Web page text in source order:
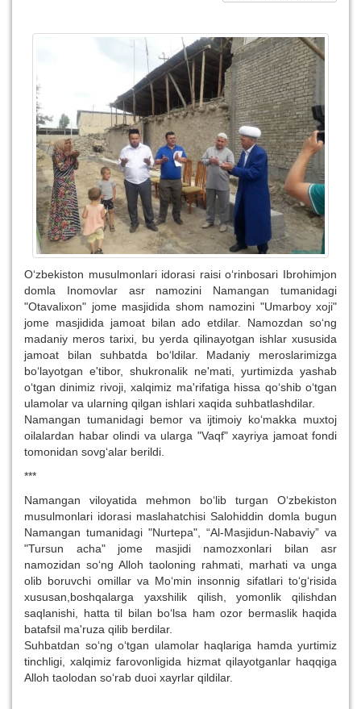
O‘zbekiston musulmonlari idorasi raisi o‘rinbosari Ibrohimjon
domla Inomovlar asr namozini Namangan tumanidagi
"Otavalixon" jome masjidida shom namozini "Umarboy xoji"
jome masjidida jamoat bilan ado etdilar. Namozdan so‘ng
madaniy meros tarixi, bu yerda qilinayotgan ishlar xususida
jamoat bilan suhbatda bo‘ldilar. Madaniy meroslarimizga
bo‘layotgan e'tibor, shukronalik ne'mati, yurtimizda yashab
o‘tgan dinimiz rivoji, xalqimiz ma'rifatiga hissa qo‘shib o‘tgan
ulamolar va ularning qilgan ishlari xaqida suhbatlashdilar.
Namangan tumanidagi bemor va ijtimoiy ko‘makka muxtoj
oilalardan habar olindi va ularga "Vaqf" xayriya jamoat fondi
tomonidan sovg‘alar berildi.
***
Namangan viloyatida mehmon bo‘lib turgan O‘zbekiston
musulmonlari idorasi maslahatchisi Salohiddin domla bugun
Namangan tumanidagi "Nurtepa", “Al-Masjidun-Nabaviy” va
"Tursun acha" jome masjidi namozxonlari bilan asr
namozidan so‘ng Alloh taoloning rahmati, marhati va unga
olib boruvchi omillar va Mo‘min insonnig sifatlari to‘g‘risida
xususan,boshqalarga yaxshilik qilish, yomonlik qilishdan
saqlanishi, hatta til bilan bo‘lsa ham ozor bermaslik haqida
batafsil ma'ruza qilib berdilar.
Suhbatdan so‘ng o‘tgan ulamolar haqlariga hamda yurtimiz
tinchligi, xalqimiz farovonligida hizmat qilayotganlar haqqiga
Alloh taolodan so‘rab duoi xayrlar qildilar.